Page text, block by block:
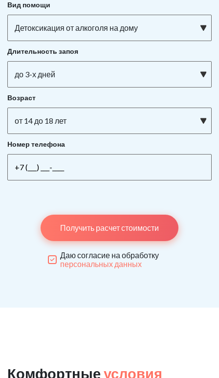
Вид помощи
Детоксикация от алкоголя на дому
Длительность запоя
до 3-х дней
Возраст
от 14 до 18 лет
Номер телефона
Получить расчет стоимости
Даю согласие на обработку
персональных данных
Комфортные условия